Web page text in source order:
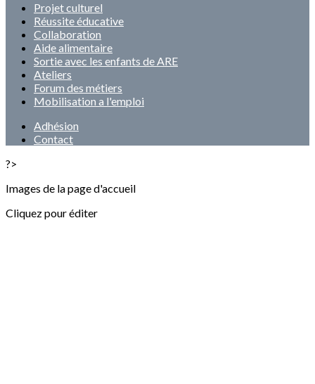
Projet culturel
Réussite éducative
Collaboration
Aide alimentaire
Sortie avec les enfants de ARE
Ateliers
Forum des métiers
Mobilisation a l'emploi
Adhésion
Contact
?>
Images de la page d'accueil
Cliquez pour éditer